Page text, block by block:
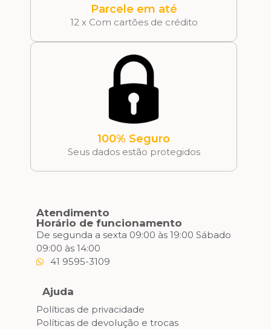
Parcele em até
12 x Com cartões de crédito
100% Seguro
Seus dados estão protegidos
Atendimento
Horário de funcionamento
De segunda a sexta 09:00 às 19:00 Sábado
09:00 às 14:00
41 9595-3109
Ajuda
Políticas de privacidade
Políticas de devolução e trocas